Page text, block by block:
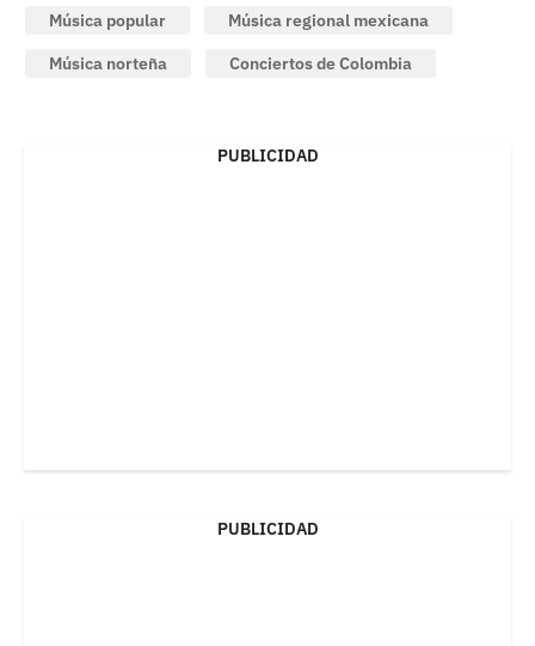
Música popular
Música regional mexicana
Música norteña
Conciertos de Colombia
PUBLICIDAD
PUBLICIDAD